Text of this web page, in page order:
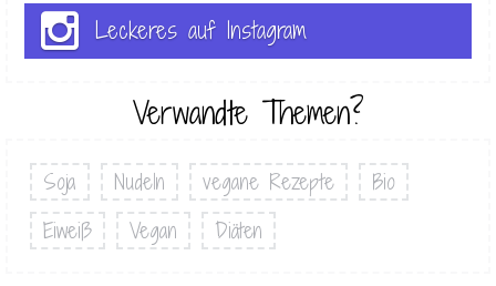
Leckeres auf Instagram
Verwandte Themen?
Soja Nudeln vegane Rezepte
Bio
Eiweiß
Vegan Diäten